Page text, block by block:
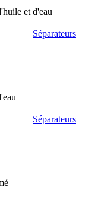
et d'eau
Séparateurs
Séparateurs